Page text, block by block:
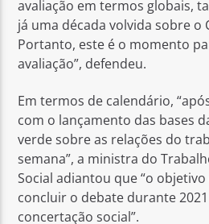
avaliação em termos globais,
já uma década volvida sobre o
Portanto, este é o momento
avaliação”, defendeu.
Em termos de calendário,
com o lançamento das bases
verde sobre as relações do
semana”, a ministra do
Social adiantou que “o
concluir o debate durante
concertação social”.